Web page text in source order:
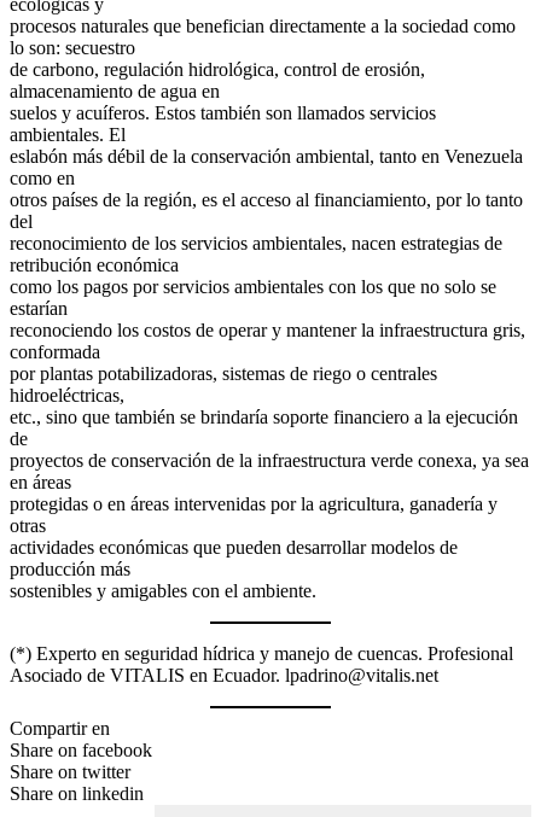
procesos naturales que benefician directamente a la sociedad como
lo son: secuestro
de carbono, regulación hidrológica, control de erosión,
almacenamiento de agua en
suelos y acuíferos. Estos también son llamados servicios
ambientales. El
eslabón más débil de la conservación ambiental, tanto en Venezuela
como en
otros países de la región, es el acceso al financiamiento, por lo tanto
del
reconocimiento de los servicios ambientales, nacen estrategias de
retribución económica
como los pagos por servicios ambientales con los que no solo se
estarían
reconociendo los costos de operar y mantener la infraestructura gris,
conformada
por plantas potabilizadoras, sistemas de riego o centrales
hidroeléctricas,
etc., sino que también se brindaría soporte financiero a la ejecución
de
proyectos de conservación de la infraestructura verde conexa, ya sea
en áreas
protegidas o en áreas intervenidas por la agricultura, ganadería y
otras
actividades económicas que pueden desarrollar modelos de
producción más
sostenibles y amigables con el ambiente.
(*) Experto en seguridad hídrica y manejo de cuencas. Profesional
Asociado de VITALIS en Ecuador. lpadrino@vitalis.net
Compartir en
Share on facebook
Share on twitter
Share on linkedin